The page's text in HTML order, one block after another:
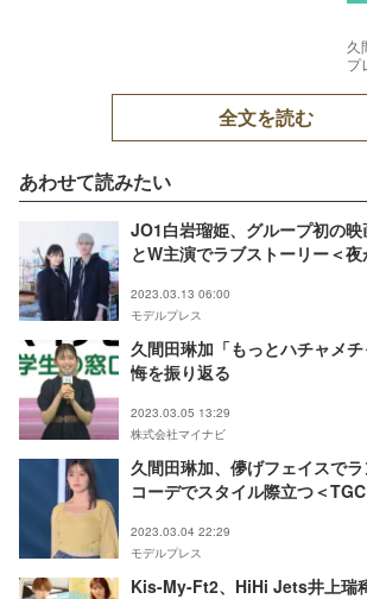
久
プ
全文を読む
あわせて読みたい
JO1白岩瑠姫、グループ初の
とW主演でラブストーリー＜
2023.03.13 06:00
モデルプレス
久間田琳加「もっとハチャメ
悔を振り返る
2023.03.05 13:29
株式会社マイナビ
久間田琳加、儚げフェイスで
コーデでスタイル際立つ＜
2023.03.04 22:29
モデルプレス
Kis-My-Ft2、HiHi Jets井上瑞